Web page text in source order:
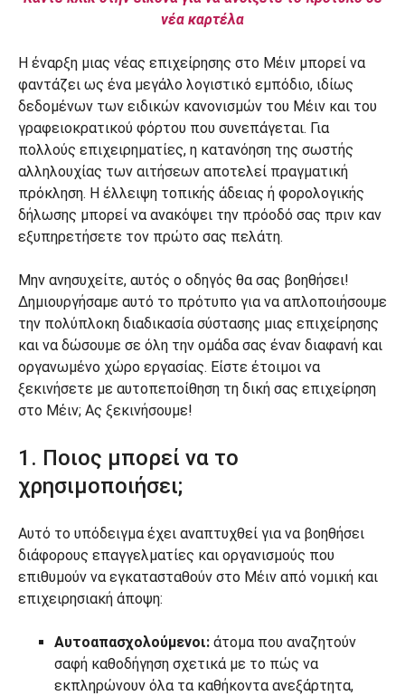
νέα καρτέλα
Η έναρξη μιας νέας επιχείρησης στο Μέιν μπορεί να
φαντάζει ως ένα μεγάλο λογιστικό εμπόδιο, ιδίως
δεδομένων των ειδικών κανονισμών του Μέιν και του
γραφειοκρατικού φόρτου που συνεπάγεται. Για
πολλούς επιχειρηματίες, η κατανόηση της σωστής
αλληλουχίας των αιτήσεων αποτελεί πραγματική
πρόκληση. Η έλλειψη τοπικής άδειας ή φορολογικής
δήλωσης μπορεί να ανακόψει την πρόοδό σας πριν καν
εξυπηρετήσετε τον πρώτο σας πελάτη.
Μην ανησυχείτε, αυτός ο οδηγός θα σας βοηθήσει!
Δημιουργήσαμε αυτό το πρότυπο για να απλοποιήσουμε
την πολύπλοκη διαδικασία σύστασης μιας επιχείρησης
και να δώσουμε σε όλη την ομάδα σας έναν διαφανή και
οργανωμένο χώρο εργασίας. Είστε έτοιμοι να
ξεκινήσετε με αυτοπεποίθηση τη δική σας επιχείρηση
στο Μέιν; Ας ξεκινήσουμε!
1. Ποιος μπορεί να το
χρησιμοποιήσει;
Αυτό το υπόδειγμα έχει αναπτυχθεί για να βοηθήσει
διάφορους επαγγελματίες και οργανισμούς που
επιθυμούν να εγκατασταθούν στο Μέιν από νομική και
επιχειρησιακή άποψη:
Αυτοαπασχολούμενοι: άτομα που αναζητούν
σαφή καθοδήγηση σχετικά με το πώς να
εκπληρώνουν όλα τα καθήκοντα ανεξάρτητα,